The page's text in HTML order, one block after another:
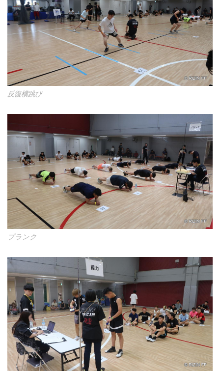
反復横跳び
プランク